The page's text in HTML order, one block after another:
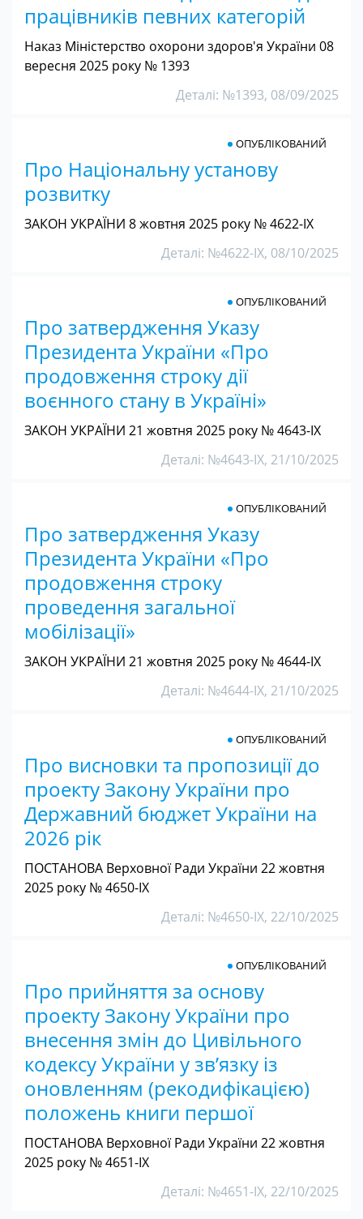
працівників певних категорій
Наказ Міністерство охорони здоров'я України 08
вересня 2025 року № 1393
Деталі: №1393, 08/09/2025
Про Національну установу
розвитку
ОПУБЛІКОВАНИЙ
ЗАКОН УКРАЇНИ 8 жовтня 2025 року № 4622-IX
Деталі: №4622-IX, 08/10/2025
Про затвердження Указу
Президента України «Про
продовження строку дії
воєнного стану в Україні»
ОПУБЛІКОВАНИЙ
ЗАКОН УКРАЇНИ 21 жовтня 2025 року № 4643-IX
Деталі: №4643-IX, 21/10/2025
Про затвердження Указу
Президента України «Про
продовження строку
проведення загальної
мобілізації»
ОПУБЛІКОВАНИЙ
ЗАКОН УКРАЇНИ 21 жовтня 2025 року № 4644-IX
Деталі: №4644-IX, 21/10/2025
Про висновки та пропозиції до
проекту Закону України про
Державний бюджет України на
2026 рік
ОПУБЛІКОВАНИЙ
ПОСТАНОВА Верховної Ради України 22 жовтня
2025 року № 4650-IX
Деталі: №4650-IX, 22/10/2025
Про прийняття за основу
проекту Закону України про
внесення змін до Цивільного
кодексу України у зв’язку із
оновленням (рекодифікацією)
положень книги першої
ОПУБЛІКОВАНИЙ
ПОСТАНОВА Верховної Ради України 22 жовтня
2025 року № 4651-IX
Деталі: №4651-IX, 22/10/2025